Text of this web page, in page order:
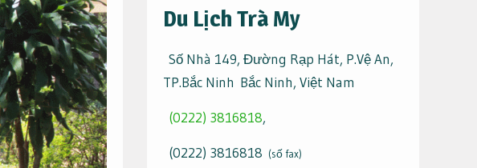
Du Lịch Trà My
Số Nhà 149, Đường Rạp Hát, P.Vệ An,
TP.Bắc Ninh Bắc Ninh, Việt Nam
(0222) 3816818,
(0222) 3816818 (số fax)